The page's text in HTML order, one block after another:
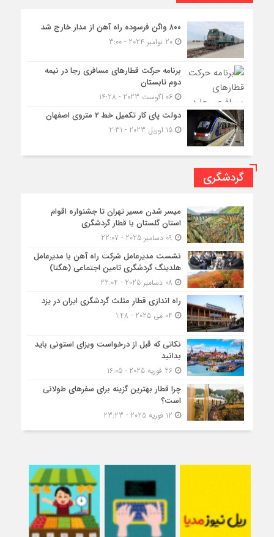
۸۰۰ واگن فرسوده راه آهن از مدار خارج شد
20 نوامبر 2024 - 3:00
برنامه حرکت قطارهای مسافری رجا در نیمه
دوم تابستان
06 آگوست 2023 - 14:28
دولت پای کار تکمیل خط ۲ متروی اصفهان
15 آوریل 2023 - 2:31
گردشگری
میسر شدن مسیر تهران تا جشنواره اقوام
استان گلستان با قطار گردشگری
نشست مدیرعامل شرکت راه آهن با مدیرعامل
هلدینگ گردشگری تامین اجتماعی (هگتا)
راه اندازی قطار مثلث گردشگری ایران در یزد
نکاتی که قبل از درخواست ویزای استونی باید
بدانید
26 فوریه 2025 - 16:05
چرا قطار بهترین گزینه برای سفرهای طولانی
است؟